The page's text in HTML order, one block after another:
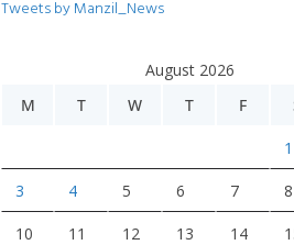
Tweets by Manzil_News
August 2026
M
T W T F
1
3 4 5 6 7 8
10 11 12 13 14